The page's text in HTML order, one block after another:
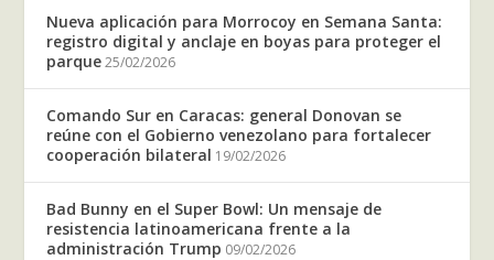
Nueva aplicación para Morrocoy en Semana Santa:
registro digital y anclaje en boyas para proteger el
parque 25/02/2026
Comando Sur en Caracas: general Donovan se
reúne con el Gobierno venezolano para fortalecer
cooperación bilateral 19/02/2026
Bad Bunny en el Super Bowl: Un mensaje de
resistencia latinoamericana frente a la
administración Trump 09/02/2026